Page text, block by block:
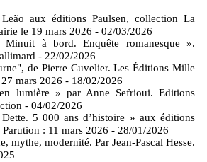
aux éditions Paulsen, collection La
le 19 mars 2026 - 02/03/2026
à bord. Enquête romanesque ».
- 22/02/2026
de Pierre Cuvelier. Les Éditions Mille
mars 2026 - 18/02/2026
lumière » par Anne Sefrioui. Editions
- 04/02/2026
5 000 ans d’histoire » aux éditions
: 11 mars 2026 - 28/01/2026
mythe, modernité. Par Jean-Pascal Hesse.